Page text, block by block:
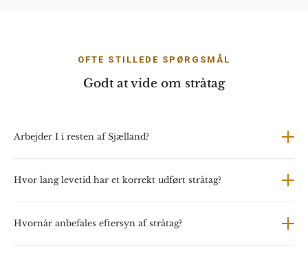
OFTE STILLEDE SPØRGSMÅL
Godt at vide om stråtag
Arbejder I i resten af Sjælland?
Hvor lang levetid har et korrekt udført stråtag?
Hvornår anbefales eftersyn af stråtag?